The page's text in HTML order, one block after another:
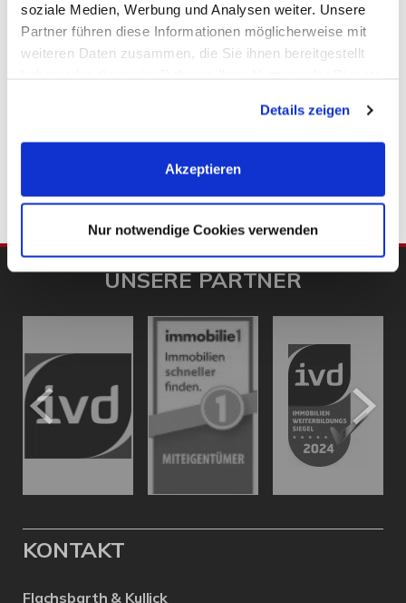
soziale Medien, Werbung und Analysen weiter. Unsere
Partner führen diese Informationen möglicherweise mit
weiteren Daten zusammen, die Sie ihnen bereitgestellt
Cookies, wenn Sie unsere Webseite weiterhin nutzen.
Details zeigen
Akzeptieren
Nur notwendige Cookies verwenden
Hamburg / Hamm-Mitte - Hamm-Mitte (Stadtteil)
Zentral gelegene Bürofläche in Hamburg-Hamm
UNSERE PARTNER
KONTAKT
Flachsbarth & Kullick